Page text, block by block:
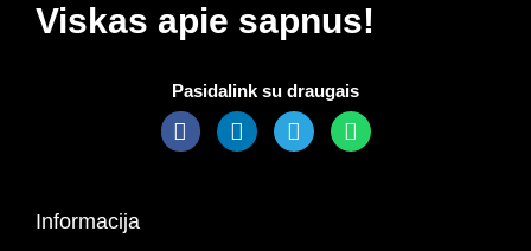
Viskas apie sapnus!
Pasidalink su draugais
Informacija